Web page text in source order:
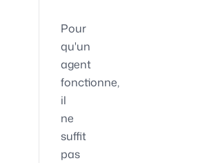
Pour
qu'un
agent
fonctionne,
il
ne
suffit
pas